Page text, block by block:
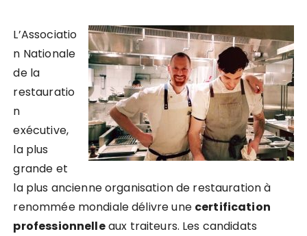
L’Associatio
n Nationale
de la
restauratio
n
exécutive,
la plus
grande et
la plus ancienne organisation de restauration à
renommée mondiale délivre une certification
professionnelleaux traiteurs. Les candidats